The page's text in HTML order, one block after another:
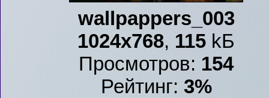
wallpappers_003
1024x768, 115 kБ
Просмотров: 154
Рейтинг: 3%